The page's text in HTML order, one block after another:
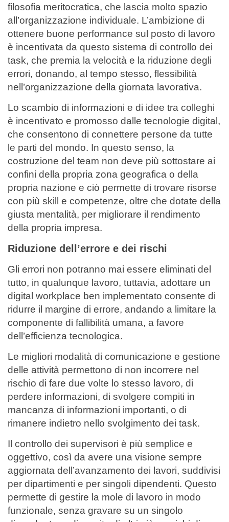
filosofia meritocratica, che lascia molto spazio
all’organizzazione individuale. L’ambizione di
ottenere buone performance sul posto di lavoro
è incentivata da questo sistema di controllo dei
task, che premia la velocità e la riduzione degli
errori, donando, al tempo stesso, flessibilità
nell’organizzazione della giornata lavorativa.
Lo scambio di informazioni e di idee tra colleghi
è incentivato e promosso dalle tecnologie digital,
che consentono di connettere persone da tutte
le parti del mondo. In questo senso, la
costruzione del team non deve più sottostare ai
confini della propria zona geografica o della
propria nazione e ciò permette di trovare risorse
con più skill e competenze, oltre che dotate della
giusta mentalità, per migliorare il rendimento
della propria impresa.
Riduzione dell’errore e dei rischi
Gli errori non potranno mai essere eliminati del
tutto, in qualunque lavoro, tuttavia, adottare un
digital workplace ben implementato consente di
ridurre il margine di errore, andando a limitare la
componente di fallibilità umana, a favore
dell’efficienza tecnologica.
Le migliori modalità di comunicazione e gestione
delle attività permettono di non incorrere nel
rischio di fare due volte lo stesso lavoro, di
perdere informazioni, di svolgere compiti in
mancanza di informazioni importanti, o di
rimanere indietro nello svolgimento dei task.
Il controllo dei supervisori è più semplice e
oggettivo, così da avere una visione sempre
aggiornata dell’avanzamento dei lavori, suddivisi
per dipartimenti e per singoli dipendenti. Questo
permette di gestire la mole di lavoro in modo
funzionale, senza gravare su un singolo